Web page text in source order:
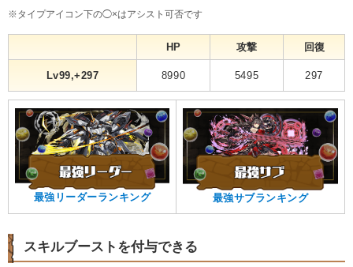
※タイプアイコン下の◯×はアシスト可否です
HP 攻撃 回復
Lv99,+297 8990 5495 297
最強リーダーランキング 最強サブランキング
スキルブーストを付与できる